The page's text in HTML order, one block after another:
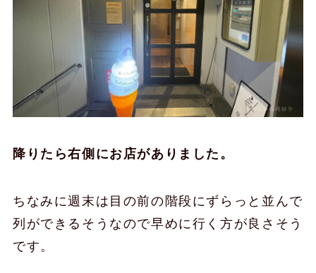
降りたら右側にお店がありました。
ちなみに週末は目の前の階段にずらっと並んで
列ができるそうなので早めに行く方が良さそう
です。